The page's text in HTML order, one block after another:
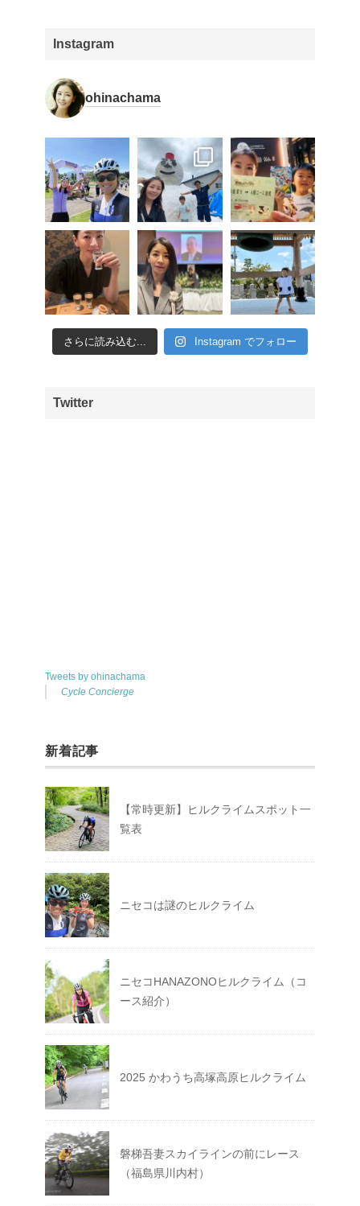
Instagram
ohinachama
さらに読み込む... Instagram でフォロー
Twitter
Tweets by ohinachama
Cycle Concierge
新着記事
【常時更新】ヒルクライムスポット一
覧表
ニセコは謎のヒルクライム
ニセコHANAZONOヒルクライム（コ
ース紹介）
2025 かわうち高塚高原ヒルクライム
磐梯吾妻スカイラインの前にレース
（福島県川内村）